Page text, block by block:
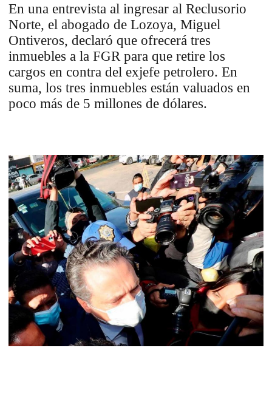
En una entrevista al ingresar al Reclusorio
Norte, el abogado de Lozoya, Miguel
Ontiveros, declaró que ofrecerá tres
inmuebles a la FGR para que retire los
cargos en contra del exjefe petrolero. En
suma, los tres inmuebles están valuados en
poco más de 5 millones de dólares.